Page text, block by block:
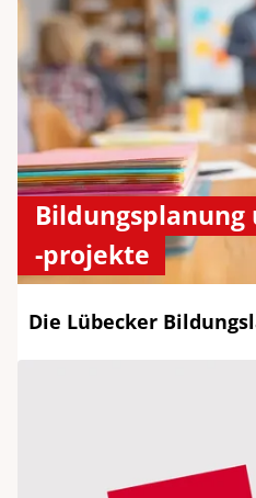
Bildungsplanung
-projekte
Die Lübecker